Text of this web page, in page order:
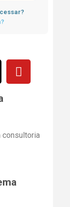
consultoria